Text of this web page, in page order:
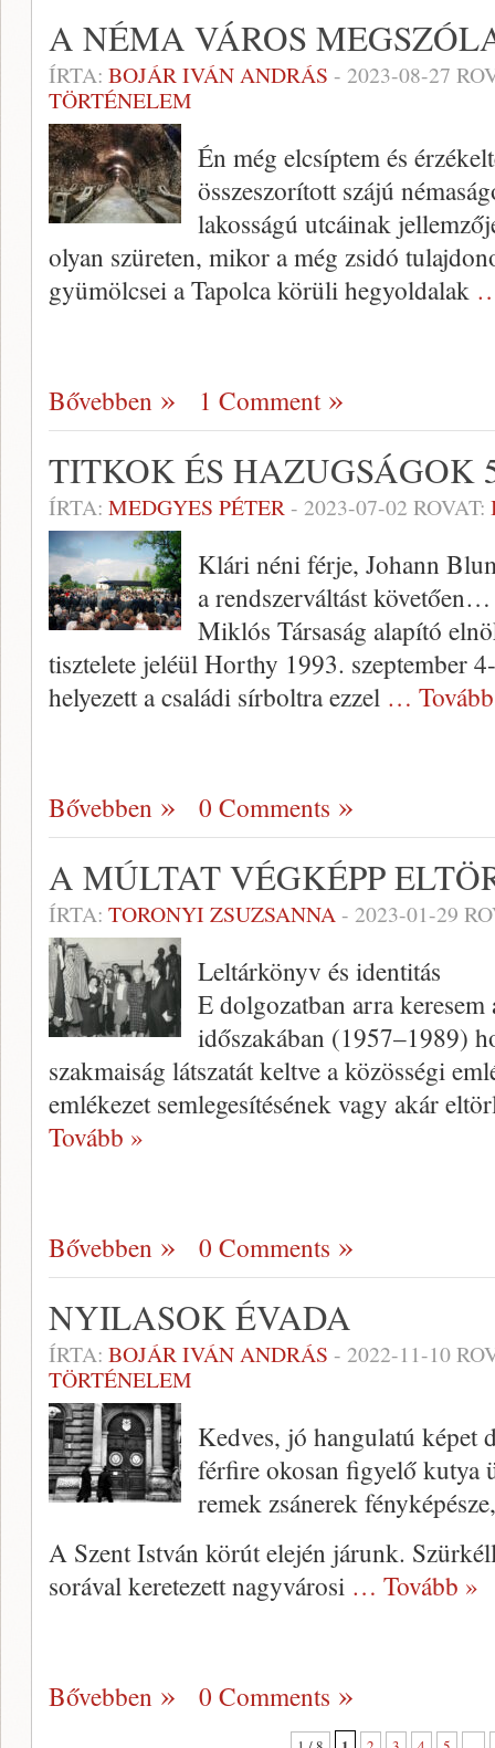
A NÉMA VÁROS
ÍRTA: BOJÁR IVÁN ANDRÁS - 2023-08-27
TÖRTÉNELEM
Én még elcsíptem és
összeszorított szájú
lakosságú utcáinak
olyan szüreten, mikor a még zsidó
gyümölcsei a Tapolca körüli hegyoldalak
Bővebben 1 Comment
TITKOK ÉS HAZUGSÁGOK
ÍRTA: MEDGYES PÉTER- 2023-07-02 ROVAT:
Klári néni férje, Johann
a rendszerváltást
Miklós Társaság alapító
tisztelete jeléül Horthy 1993. szeptember
helyezett a családi sírboltra ezzel …
Bővebben 0 Comments
A MÚLTAT VÉGKÉPP
ÍRTA: TORONYI ZSUZSANNA- 2023-01-29
Leltárkönyv és identitás
E dolgozatban arra
időszakában (1957–1989)
szakmaiság látszatát keltve a közösségi
emlékezet semlegesítésének vagy akár
Tovább »
Bővebben 0 Comments
NYILASOK ÉVADA
ÍRTA: BOJÁR IVÁN ANDRÁS - 2022-11-10
TÖRTÉNELEM
Kedves, jó hangulatú képet
férfire okosan figyelő kutya
remek zsánerek
A Szent István körút elején járunk.
sorával keretezett nagyvárosi … Tovább »
Bővebben 0 Comments